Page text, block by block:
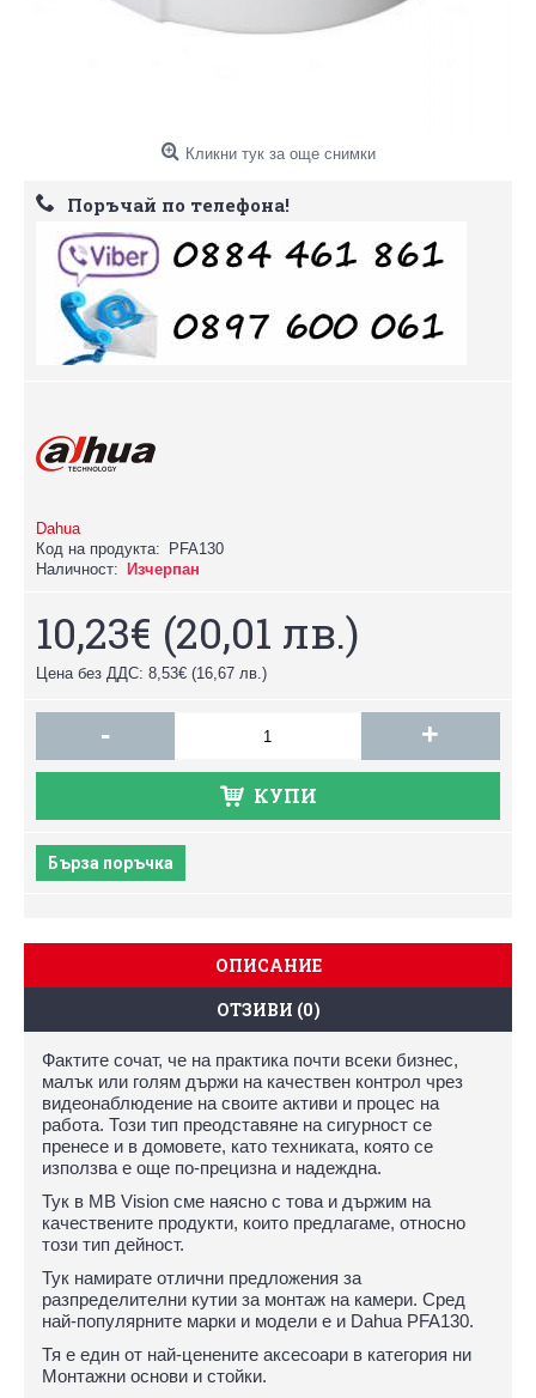
Кликни тук за още снимки
Поръчай по телефона!
Dahua
Код на продукта:
PFA130
Наличност:
Изчерпан
10,23€ (20,01 лв.)
Цена без ДДС: 8,53€ (16,67 лв.)
- +
КУПИ
Бърза поръчка
ОПИСАНИЕ
ОТЗИВИ (0)
Фактите сочат, че на практика почти всеки бизнес,
малък или голям държи на качествен контрол чрез
видеонаблюдение на своите активи и процес на
работа. Този тип преодставяне на сигурност се
пренесе и в домовете, като техниката, която се
използва е още по-прецизна и надеждна.
Тук в MB Vision сме наясно с това и държим на
качествените продукти, които предлагаме, относно
този тип дейност.
Тук намирате отлични предложения за
разпределителни кутии за монтаж на камери. Сред
най-популярните марки и модели е и Dahua PFA130.
Тя е един от най-ценените аксесоари в категория ни
Монтажни основи и стойки.